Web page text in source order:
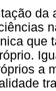
da
que
a